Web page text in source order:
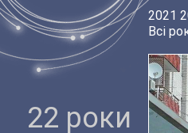
22 роки
2021
Всі